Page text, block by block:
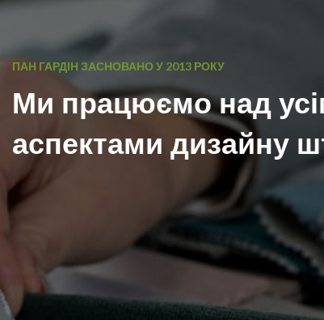
ПАН ГАРДІН ЗАСНОВАНО У 2013 РОКУ
Ми працюємо над
аспектами дизайну